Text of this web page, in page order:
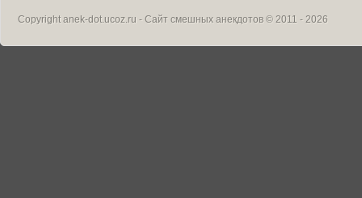
Copyrightanek-dot.ucoz.ru - Сайт смешных анекдотов © 2011 - 2026